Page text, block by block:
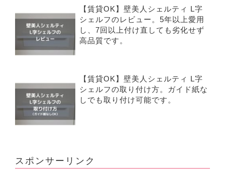
【賃貸OK】壁美人シェルティ L字
シェルフのレビュー。5年以上愛用
し、7回以上付け直しても劣化せず
高品質です。
【賃貸OK】壁美人シェルティ L字
シェルフの取り付け方。ガイド紙な
しでも取り付け可能です。
スポンサーリンク